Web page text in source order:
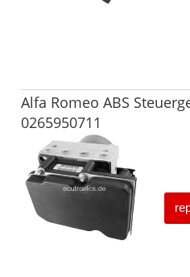
Alfa Romeo ABS
0265950711